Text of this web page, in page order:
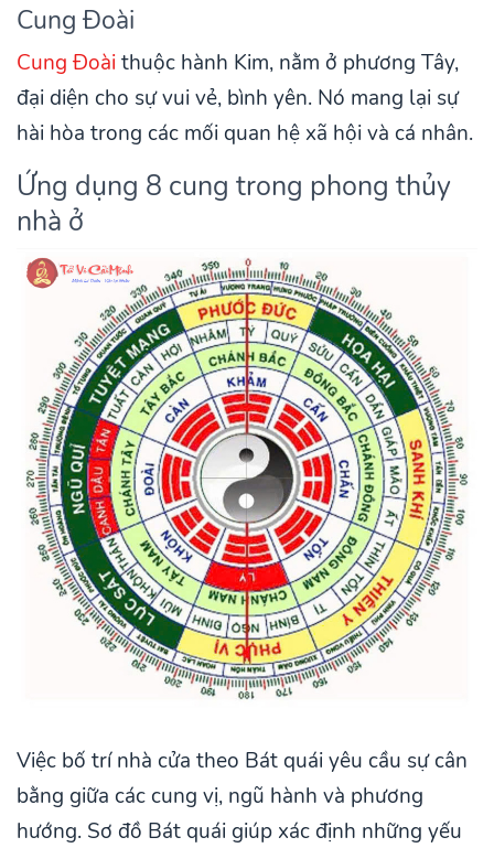
Cung Đoài
Cung Đoàithuộc hành Kim, nằm ở phương Tây,
đại diện cho sự vui vẻ, bình yên. Nó mang lại sự
hài hòa trong các mối quan hệ xã hội và cá nhân.
Ứng dụng 8 cung trong phong thủy
nhà ở
Việc bố trí nhà cửa theo Bát quái yêu cầu sự cân
bằng giữa các cung vị, ngũ hành và phương
hướng. Sơ đồ Bát quái giúp xác định những yếu